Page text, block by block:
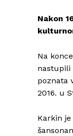
Nakon
Na
nastupili
poznata
2016. u
Karkin